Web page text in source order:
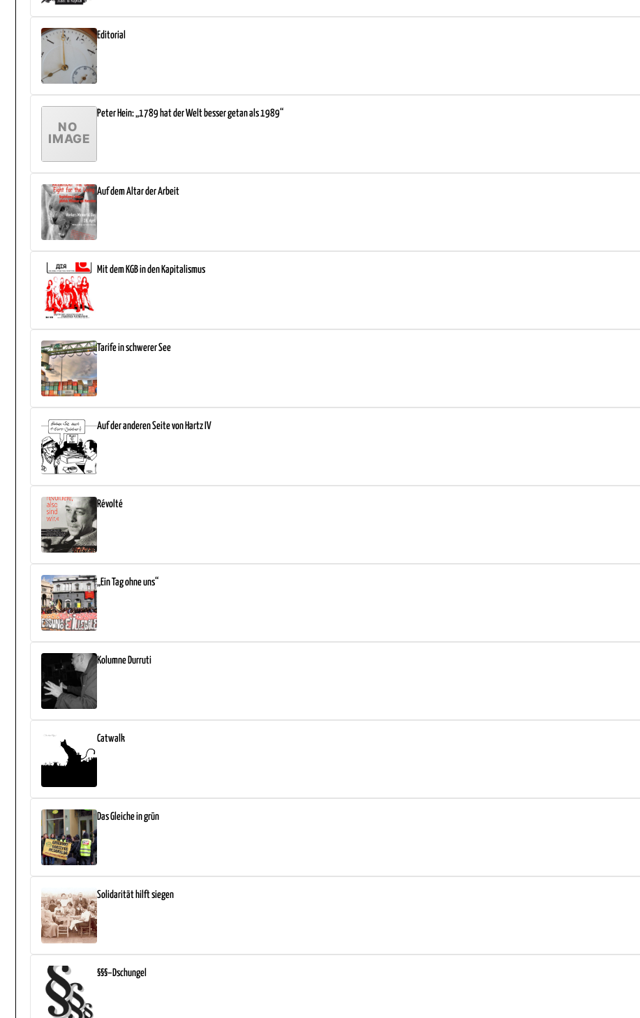
Editorial
Peter Hein: „1789 hat der Welt besser getan als 1989“
Auf dem Altar der Arbeit
Mit dem KGB in den Kapitalismus
Tarife in schwerer See
Auf der anderen Seite von Hartz IV
Révolté
„Ein Tag ohne uns“
Kolumne Durruti
Catwalk
Das Gleiche in grün
Solidarität hilft siegen
§§§–Dschungel